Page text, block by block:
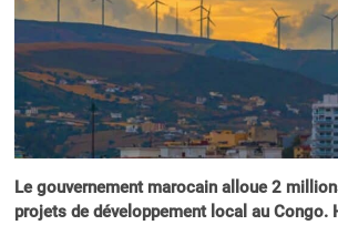
Le gouvernement marocain alloue 2
projets de développement local au Congo.